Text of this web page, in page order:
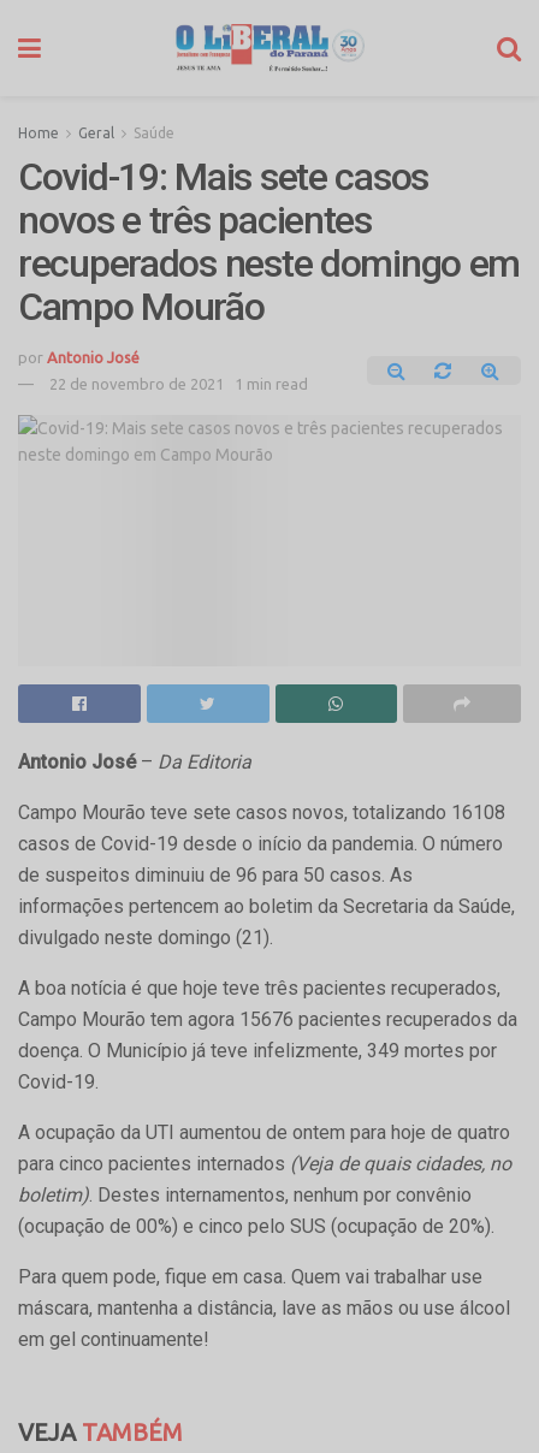
Home Geral Saúde
Covid-19: Mais sete casos
novos e três pacientes
recuperados neste domingo em
Campo Mourão
por Antonio José
22 de novembro de 2021
1 min read
Antonio José– Da Editoria
Campo Mourão teve sete casos novos, totalizando 16108
casos de Covid-19 desde o início da pandemia. O número
de suspeitos diminuiu de 96 para 50 casos. As
informações pertencem ao boletim da Secretaria da Saúde,
divulgado neste domingo (21).
A boa notícia é que hoje teve três pacientes recuperados,
Campo Mourão tem agora 15676 pacientes recuperados da
doença. O Município já teve infelizmente, 349 mortes por
Covid-19.
A ocupação da UTI aumentou de ontem para hoje de quatro
para cinco pacientes internados (Veja de quais cidades, no
boletim) . Destes internamentos, nenhum por convênio
(ocupação de 00%) e cinco pelo SUS (ocupação de 20%).
Para quem pode, fique em casa. Quem vai trabalhar use
máscara, mantenha a distância, lave as mãos ou use álcool
em gel continuamente!
VEJATAMBÉM